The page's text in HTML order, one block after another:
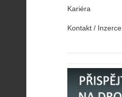
Kariéra
Kontakt / Inzerce